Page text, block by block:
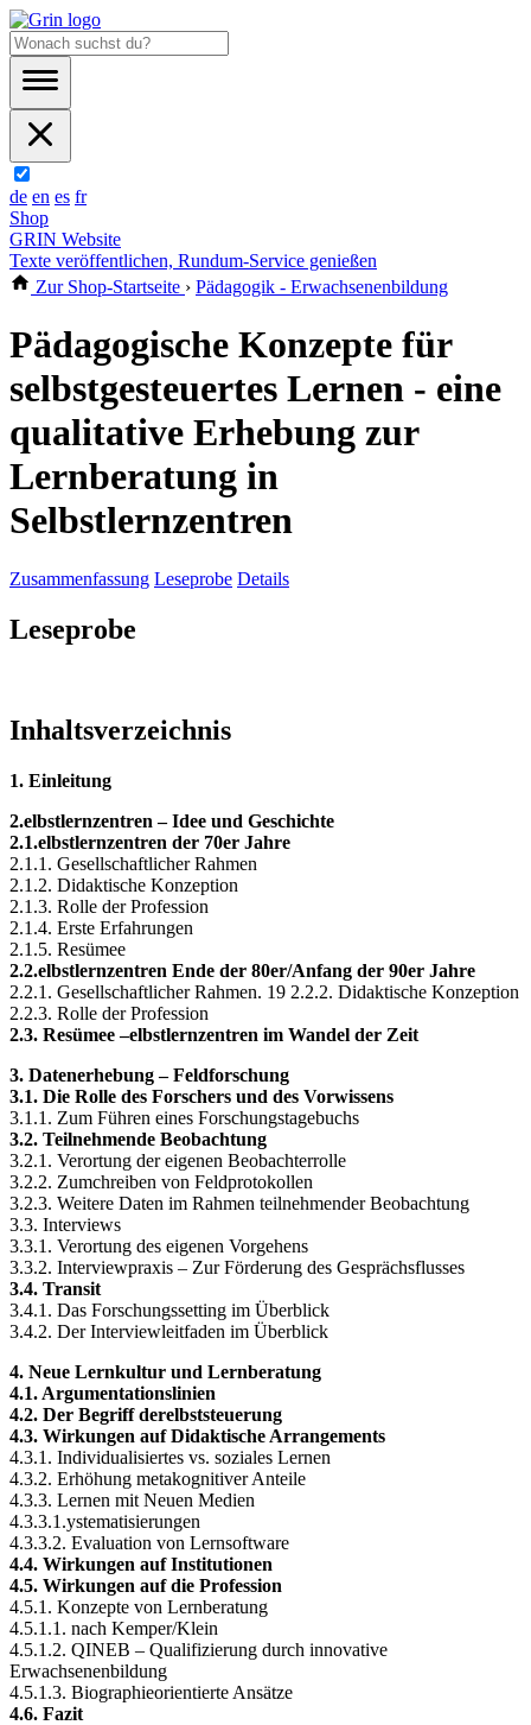
de en es fr
Shop
GRIN Website
Texte veröffentlichen, Rundum-Service genießen
Zur Shop-Startseite › Pädagogik - Erwachsenenbildung
Pädagogische Konzepte für
selbstgesteuertes Lernen - eine
qualitative Erhebung zur
Lernberatung in
Selbstlernzentren
Zusammenfassung Leseprobe Details
Leseprobe
Inhaltsverzeichnis
1. Einleitung
2.elbstlernzentren – Idee und Geschichte
2.1.elbstlernzentren der 70er Jahre
2.1.1. Gesellschaftlicher Rahmen
2.1.2. Didaktische Konzeption
2.1.3. Rolle der Profession
2.1.4. Erste Erfahrungen
2.1.5. Resümee
2.2.elbstlernzentren Ende der 80er/Anfang der 90er Jahre
2.2.1. Gesellschaftlicher Rahmen. 19 2.2.2. Didaktische Konzeption
2.2.3. Rolle der Profession
2.3. Resümee –elbstlernzentren im Wandel der Zeit
3. Datenerhebung – Feldforschung
3.1. Die Rolle des Forschers und des Vorwissens
3.1.1. Zum Führen eines Forschungstagebuchs
3.2. Teilnehmende Beobachtung
3.2.1. Verortung der eigenen Beobachterrolle
3.2.2. Zumchreiben von Feldprotokollen
3.2.3. Weitere Daten im Rahmen teilnehmender Beobachtung
3.3. Interviews
3.3.1. Verortung des eigenen Vorgehens
3.3.2. Interviewpraxis – Zur Förderung des Gesprächsflusses
3.4. Transit
3.4.1. Das Forschungssetting im Überblick
3.4.2. Der Interviewleitfaden im Überblick
4. Neue Lernkultur und Lernberatung
4.1. Argumentationslinien
4.2. Der Begriff derelbststeuerung
4.3. Wirkungen auf Didaktische Arrangements
4.3.1. Individualisiertes vs. soziales Lernen
4.3.2. Erhöhung metakognitiver Anteile
4.3.3. Lernen mit Neuen Medien
4.3.3.1.ystematisierungen
4.3.3.2. Evaluation von Lernsoftware
4.4. Wirkungen auf Institutionen
4.5. Wirkungen auf die Profession
4.5.1. Konzepte von Lernberatung
4.5.1.1. nach Kemper/Klein
4.5.1.2. QINEB – Qualifizierung durch innovative
Erwachsenenbildung
4.5.1.3. Biographieorientierte Ansätze
4.6. Fazit